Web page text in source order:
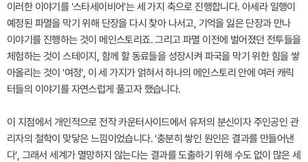
이러한 이야기를 '스타세이비어'는 세 가지 축으로 진행합니다. 아세라 일행이
예정된 파멸을 막기 위해 단장을 다시 찾아 나서고, 기억을 잃은 단장과 만나
이야기를 진행하는 것이 메인스토리죠. 그리고 파멸 이전에 벌어졌던 전투들을
체험하는 것이 스테이지, 함께 할 동료들을 성장시켜 파국을 막기 위한 힘을 쌓
아올리는 것이 '여정', 이 세 가지가 얽혀서 하나의 메인스토리 안에 여러 캐릭
터들의 이야기를 자연스럽게 풀고자 했습니다.
이 지점에서 개인적으로 전작 카운터사이드에서 유저의 분신이자 주인공인 관
리자의 철학이 맞닿은 느낌이었습니다. '충분히 쌓인 원인은 결과를 만들어낸
다', 그래서 세계가 멸망하지 않는다는 결과를 도출하기 위해 수도 없이 많은 세